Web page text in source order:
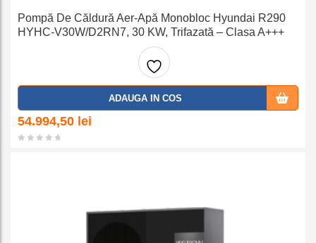
Pompă De Căldură Aer-Apă Monobloc Hyundai R290
HYHC-V30W/D2RN7, 30 KW, Trifazată – Clasa A+++
Adaug
ADAUGA IN COS
54.994,50 lei